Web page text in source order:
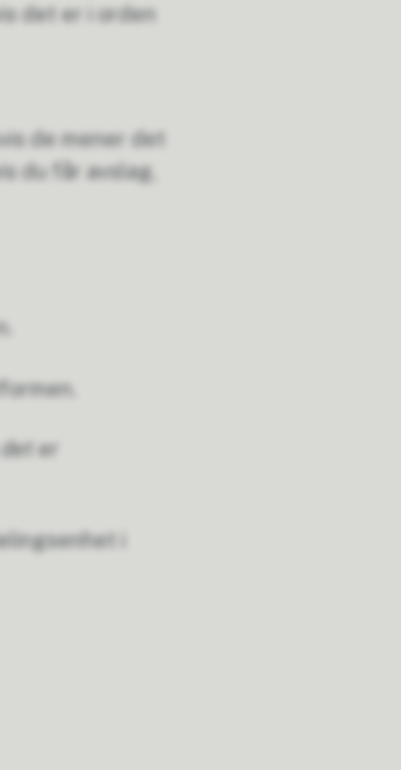
det er i orden
de mener det
du får avslag,
er
i